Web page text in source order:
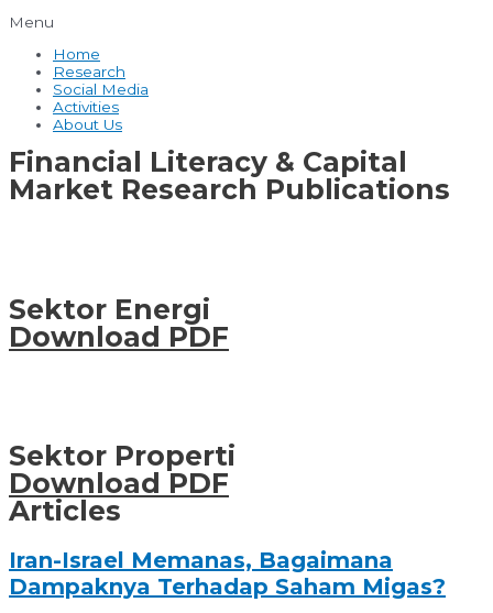
Menu
Home
Research
Social Media
Activities
About Us
Financial Literacy & Capital
Market Research Publications
Sektor Energi
Download PDF
Sektor Properti
Download PDF
Articles
Iran-Israel Memanas, Bagaimana
Dampaknya Terhadap Saham Migas?